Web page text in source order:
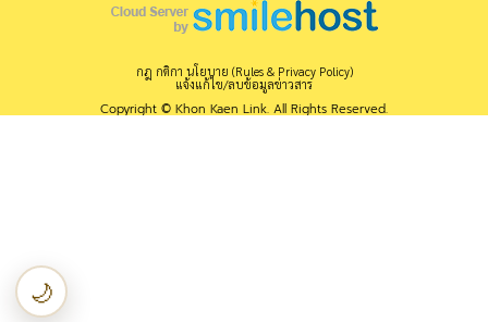
กฎ กติกา นโยบาย (Rules & Privacy Policy)
แจ้งแก้ไข/ลบข้อมูลข่าวสาร
Copyright © Khon Kaen Link. All Rights Reserved.
🌙เปลี่ยนเป็นโหมดกลางคืน